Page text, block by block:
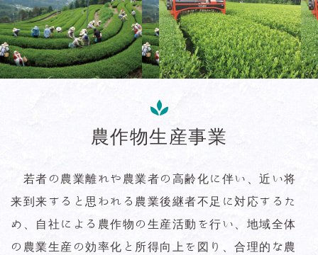
農作物生産事業
若者の農業離れや農業者の高齢化に伴い、近い将
来到来すると思われる農業後継者不足に対応するた
め、自社による農作物の生産活動を行い、地域全体
の農業生産の効率化と所得向上を図り、合理的な農